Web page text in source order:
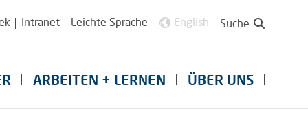
Intranet Leichte Sprache English Suche
ARBEITEN + LERNEN ÜBER UNS